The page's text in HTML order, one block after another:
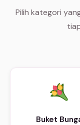
Pilih kategori
Buket